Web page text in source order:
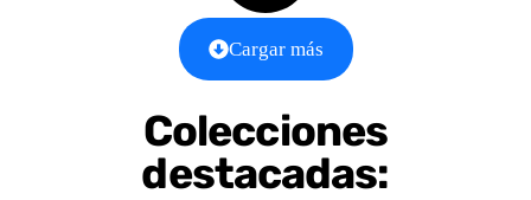
Cargar más
Colecciones
destacadas: